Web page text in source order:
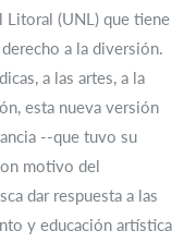
Litoral (UNL) que tiene
a la diversión.
a las artes, a la
esta nueva versión
--que tuvo su
motivo del
dar respuesta a las
y educación artística